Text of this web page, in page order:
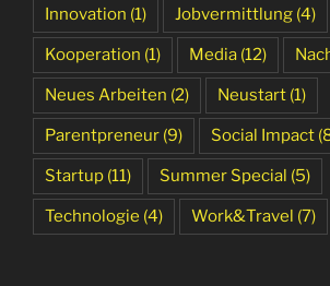
Innovation (1) Jobvermittlung (4)
Kooperation (1) Media (12)
Neues Arbeiten (2) Neustart (1)
Parentpreneur (9) Social Impact
Startup (11) Summer Special (5)
Technologie (4) Work&Travel (7)